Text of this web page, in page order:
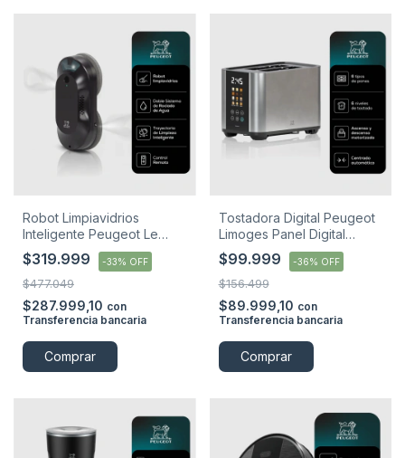
Robot Limpiavidrios
Inteligente Peugeot Le
Mans Ventanales
$319.999 -33% OFF
$477.049
$287.999,10 con
Transferencia bancaria
Tostadora Digital Peugeot
Limoges Panel Digital
1000w
$99.999 -36% OFF
$156.499
$89.999,10 con
Transferencia bancaria